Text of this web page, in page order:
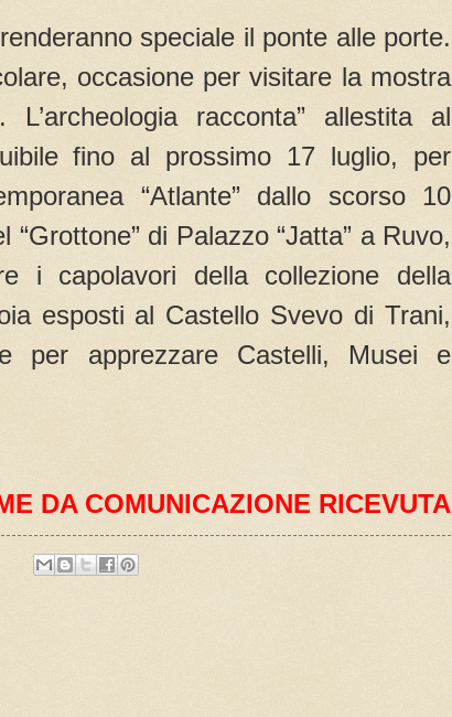
speciale il ponte alle porte.
occasione per visitare la mostra
racconta” allestita al
fino al prossimo 17 luglio, per
“Atlante” dallo scorso 10
di Palazzo “Jatta” a Ruvo,
i capolavori della collezione della
esposti al Castello Svevo di Trani,
per apprezzare Castelli, Musei e
DA COMUNICAZIONE RICEVUTA